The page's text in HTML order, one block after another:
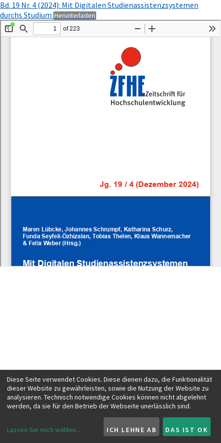
Zu
Artikeldetails
zurückkehren
Bd. 19 Nr. 4 (2024): Mit Digitalen Studienassistenzsystemen
durchs Studium HerunterladenPDF
Diese Seite verwendet Cookies. Diese dienen dazu, die Funktionalität
dieser Website zu gewährleisten, sowie die Nutzung der Website zu
analysieren. Technisch notwendige Cookies können nicht abgelehnt
werden, da sie für den Betrieb der Webseite unerlässlich sind.
Lassen Sie mich wählen... ICH LEHNE AB DAS IST OK